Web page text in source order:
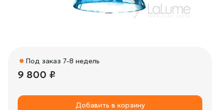
Под заказ 7-8 недель
9 800 ₽
Добавить в корзину